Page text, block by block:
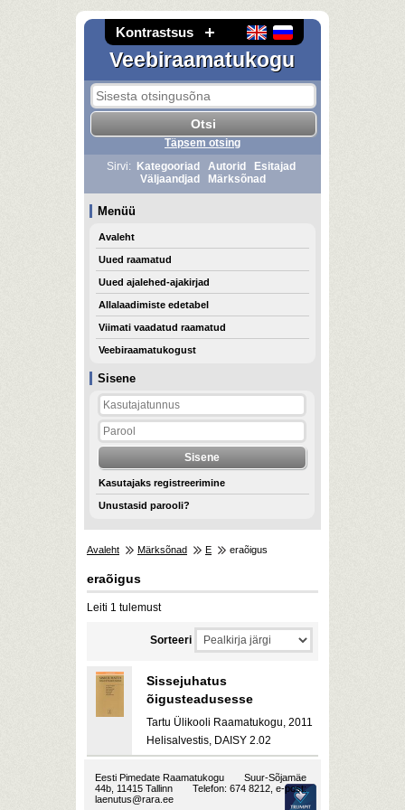
Kontrastsus
Veebiraamatukogu
Sisene
Kasutajaks registreerimine
Unustasid parooli?
Täpsem otsing
Sirvi:
Kategooriad Autorid
Esitajad
Väljaandjad
Märksõnad
Menüü
Avaleht
Uued raamatud
Uued ajalehed-ajakirjad
Allalaadimiste edetabel
Viimati vaadatud raamatud
Veebiraamatukogust
Avaleht Märksõnad E eraõigus
eraõigus
Leiti 1 tulemust
Sorteeri
Sissejuhatus
õigusteadusesse
Tartu Ülikooli Raamatukogu, 2011
Helisalvestis, DAISY 2.02
Eesti Pimedate Raamatukogu
Suur-Sõjamäe
44b, 11415 Tallinn
Telefon: 674 8212, e-post:
laenutus@rara.ee